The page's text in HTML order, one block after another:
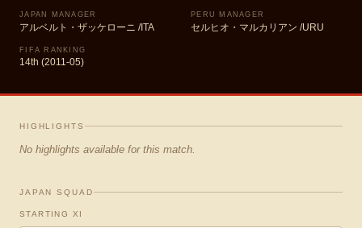
JAPAN MANAGER
アルベルト・ザッケローニ /ITA
PERU MANAGER
セルヒオ・マルカリアン /URU
FIFA RANKING
14th (2011-05)
HIGHLIGHTS
No highlights available for this match.
JAPAN SQUAD
STARTING XI